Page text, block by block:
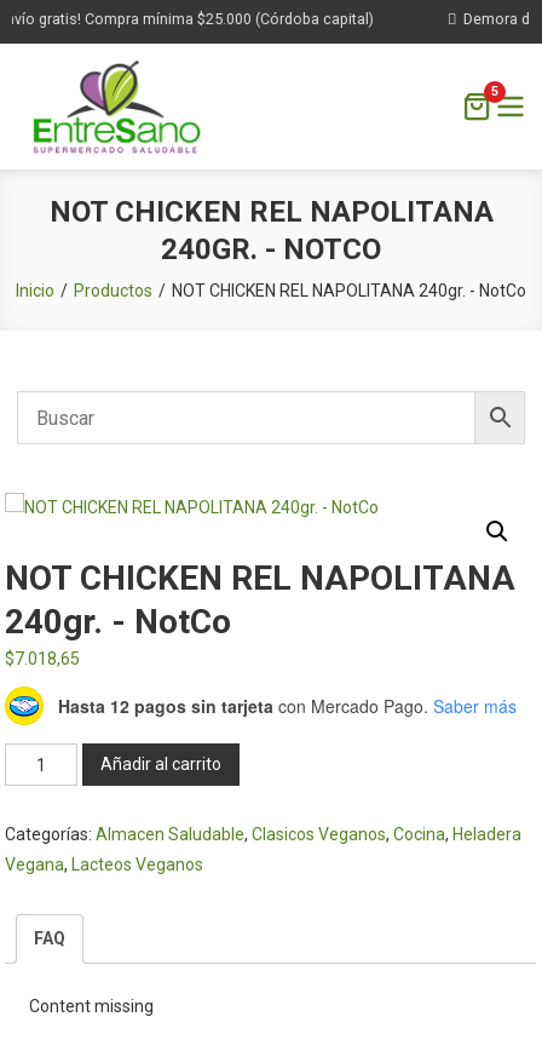
gratis! Compra mínima $25.000 (Córdoba capital) Demora de
5
NOT CHICKEN REL NAPOLITANA
240GR. - NOTCO
Inicio Productos NOT CHICKEN REL NAPOLITANA 240gr. - NotCo
NOT CHICKEN REL NAPOLITANA
240gr. - NotCo
$7.018,65
Hasta 12 pagos sin tarjeta con Mercado Pago. Saber más
NOT
CHICKEN
NAPOLITANA
240gr.
NotCo
cantidad
Añadir al carrito
Categorías:Almacen Saludable,Clasicos Veganos,Cocina, Heladera
Vegana, Lacteos Veganos
FAQ
Content missing